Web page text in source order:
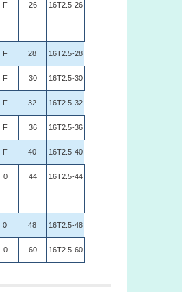
16T2.5-26
26
F
16T2.5-28
28
F
16T2.5-30
30
F
16T2.5-32
32
F
16T2.5-36
36
F
16T2.5-40
40
F
16T2.5-44
44
0
16T2.5-48
48
0
16T2.5-60
60
0